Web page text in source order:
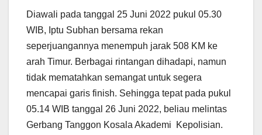
Diawali pada tanggal 25 Juni 2022 pukul 05.30
WIB, Iptu Subhan bersama rekan
seperjuangannya menempuh jarak 508 KM ke
arah Timur. Berbagai rintangan dihadapi, namun
tidak mematahkan semangat untuk segera
mencapai garis finish. Sehingga tepat pada pukul
05.14 WIB tanggal 26 Juni 2022, beliau melintas
Gerbang Tanggon Kosala Akademi Kepolisian.